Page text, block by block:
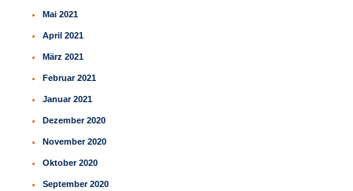
Mai 2021
April 2021
März 2021
Februar 2021
Januar 2021
Dezember 2020
November 2020
Oktober 2020
September 2020